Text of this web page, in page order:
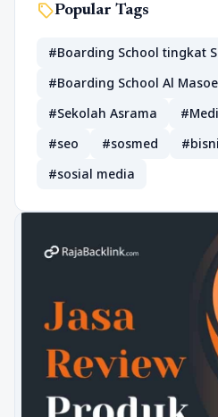
sellPopular Tags
#Boarding School tingkat
#Boarding School Al
#Sekolah Asrama
#seo
#sosmed
#sosial media